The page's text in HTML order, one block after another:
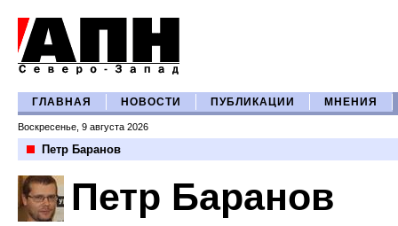
ГЛАВНАЯ НОВОСТИ ПУБЛИКАЦИИ МНЕНИЯ
Воскресенье, 9 августа 2026
Петр Баранов
Петр Баранов